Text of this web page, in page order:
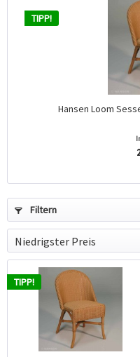
TIPP!
Hansen Loom
Filtern
TIPP!